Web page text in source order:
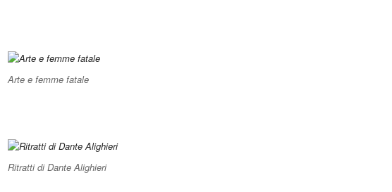
Arte e femme fatale
Ritratti di Dante Alighieri